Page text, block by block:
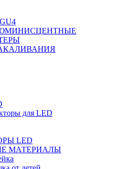
для LED
LED
МАТЕРИАЛЫ